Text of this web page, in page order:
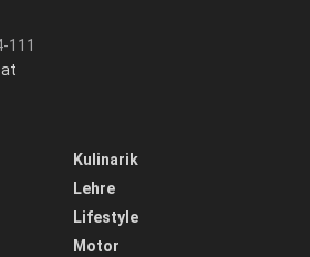
111
Kulinarik
Lehre
Lifestyle
Motor